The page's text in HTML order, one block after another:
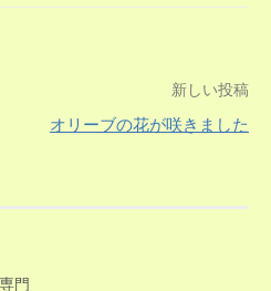
新しい投稿
オリーブの花が咲きました
門